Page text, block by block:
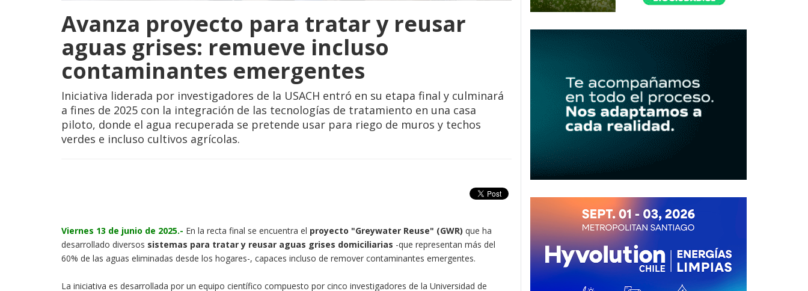
Avanza proyecto para tratar y reusar
aguas grises: remueve incluso
contaminantes emergentes
Iniciativa liderada por investigadores de la USACH entró en su etapa final y culminará
a fines de 2025 con la integración de las tecnologías de tratamiento en una casa
piloto, donde el agua recuperada se pretende usar para riego de muros y techos
verdes e incluso cultivos agrícolas.
Viernes 13 de junio de 2025.- En la recta final se encuentra el proyecto "Greywater Reuse" (GWR) que ha
desarrollado diversos sistemas para tratar y reusar aguas grises domiciliarias -que representan más del
60% de las aguas eliminadas desde los hogares-, capaces incluso de remover contaminantes emergentes.
La iniciativa es desarrollada por un equipo científico compuesto por cinco investigadores de la Universidad de